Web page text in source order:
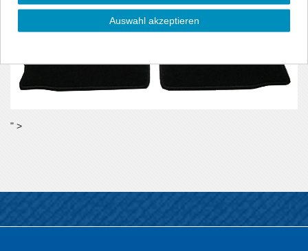
" >
Auswahl akzeptieren